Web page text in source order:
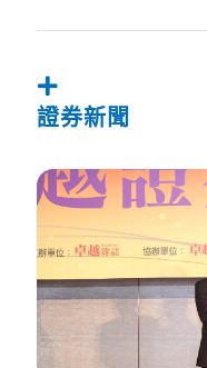
證券新聞